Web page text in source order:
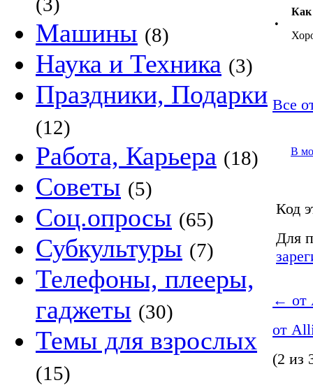
Машины (8)
Наука и Техника (3)
Праздники, Подарки
(12)
Работа, Карьера (18)
Советы (5)
Соц.опросы (65)
Субкультуры (7)
Телефоны, плееры,
гаджеты (30)
Темы для взрослых
(15)
•
Как
Все
В
Код
Для
← от
от
(2 из